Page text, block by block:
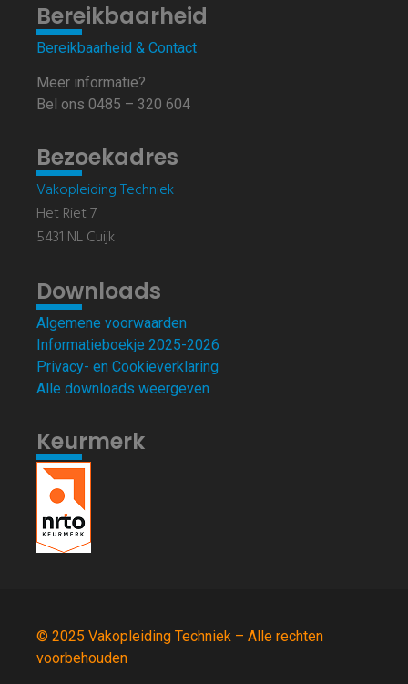
Bereikbaarheid
Bereikbaarheid & Contact
Meer informatie?
Bel ons 0485 – 320 604
Bezoekadres
Vakopleiding Techniek
Het Riet 7
5431 NL Cuijk
Downloads
Algemene voorwaarden
Informatieboekje 2025-2026
Privacy- en Cookieverklaring
Alle downloads weergeven
Keurmerk
© 2025 Vakopleiding Techniek – Alle rechten
voorbehouden